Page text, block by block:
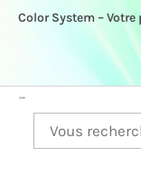
Color System –